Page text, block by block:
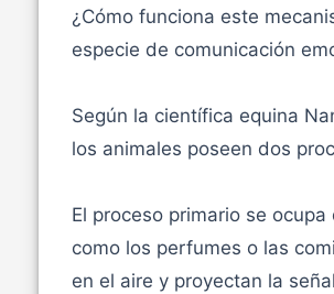
¿Cómo funciona este
especie de comunicación
Según la científica equina
los animales poseen dos
El proceso primario se
como los perfumes o las
en el aire y proyectan la